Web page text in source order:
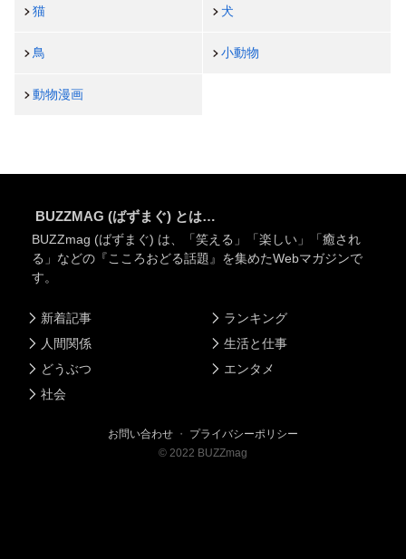
猫 犬
鳥 小動物
動物漫画
BUZZMAG (ばずまぐ) とは…
BUZZmag (ばずまぐ) は、「笑える」「楽しい」「癒され
る」などの『こころおどる話題』を集めたWebマガジンで
す。
新着記事
人間関係
どうぶつ
社会
ランキング
生活と仕事
エンタメ
お問い合わせ ・ プライバシーポリシー
© 2022 BUZZmag